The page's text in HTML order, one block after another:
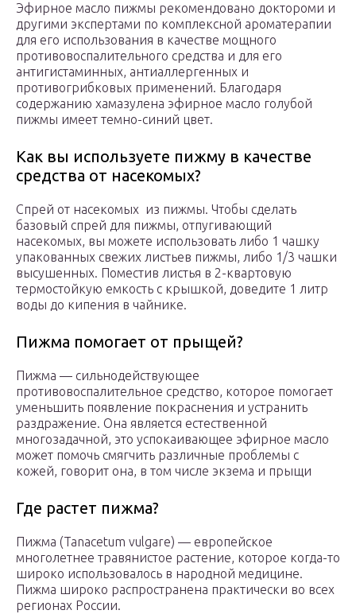
Эфирное масло пижмы рекомендовано доктороми и
другими экспертами по комплексной ароматерапии
для его использования в качестве мощного
противовоспалительного средства и для его
антигистаминных, антиаллергенных и
противогрибковых применений. Благодаря
содержанию хамазулена эфирное масло голубой
пижмы имеет темно-синий цвет.
Как вы используете пижму в качестве
средства от насекомых?
Спрей от насекомых из пижмы. Чтобы сделать
базовый спрей для пижмы, отпугивающий
насекомых, вы можете использовать либо 1 чашку
упакованных свежих листьев пижмы, либо 1/3 чашки
высушенных. Поместив листья в 2-квартовую
термостойкую емкость с крышкой, доведите 1 литр
воды до кипения в чайнике.
Пижма помогает от прыщей?
Пижма — сильнодействующее
противовоспалительное средство, которое помогает
уменьшить появление покраснения и устранить
раздражение. Она является естественной
многозадачной, это успокаивающее эфирное масло
может помочь смягчить различные проблемы с
кожей, говорит она, в том числе экзема и прыщи
Где растет пижма?
Пижма (Tanacetum vulgare) — европейское
многолетнее травянистое растение, которое когда-то
широко использовалось в народной медицине.
Пижма широко распространена практически во всех
регионах России.